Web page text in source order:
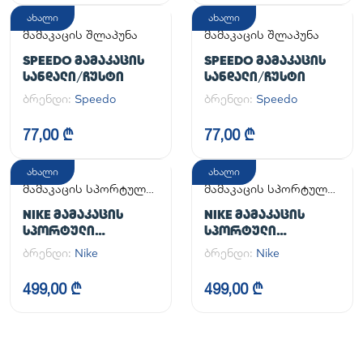
ახალი
მამაკაცის შლაპუნა
SPEEDO ᲛᲐᲛᲐᲙᲐᲪᲘᲡ
ᲡᲐᲜᲓᲐᲚᲘ/ᲩᲣᲡᲢᲘ
ბრენდი: Speedo
77,00 ₾
ახალი
მამაკაცის შლაპუნა
SPEEDO ᲛᲐᲛᲐᲙᲐᲪᲘᲡ
ᲡᲐᲜᲓᲐᲚᲘ/ᲩᲣᲡᲢᲘ
ბრენდი: Speedo
77,00 ₾
ახალი
მამაკაცის სპორტული
NIKE ᲛᲐᲛᲐᲙᲐᲪᲘᲡ
ᲡᲞᲝᲠᲢᲣᲚᲘ
ᲤᲔᲮᲡᲐᲪᲛᲔᲚᲘ AIR
FORCE 1 '07
ბრენდი: Nike
499,00 ₾
ახალი
მამაკაცის სპორტული
NIKE ᲛᲐᲛᲐᲙᲐᲪᲘᲡ
ᲡᲞᲝᲠᲢᲣᲚᲘ
ᲤᲔᲮᲡᲐᲪᲛᲔᲚᲘ AIR
FORCE 1 '07
ბრენდი: Nike
499,00 ₾